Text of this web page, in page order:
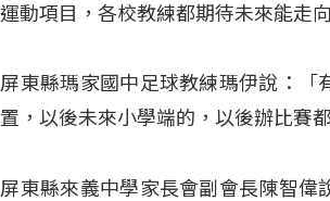
運動項目，各校教練都期待未來能走
屏東縣瑪家國中足球教練瑪伊說：「
置，以後未來小學端的，以後辦比賽
屏東縣來義中學家長會副會長陳智偉